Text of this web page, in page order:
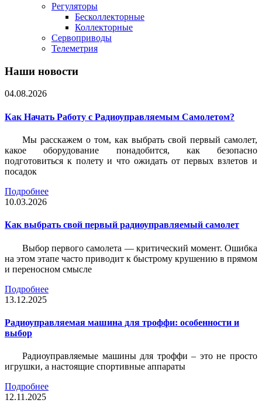
Регуляторы
Бесколлекторные
Коллекторные
Сервоприводы
Телеметрия
Наши новости
04.08.2026
Как Начать Работу с Радиоуправляемым Самолетом?
Мы расскажем о том, как выбрать свой первый самолет,
какое оборудование понадобится, как безопасно
подготовиться к полету и что ожидать от первых взлетов и
посадок
Подробнее
10.03.2026
Как выбрать свой первый радиоуправляемый самолет
Выбор первого самолета — критический момент. Ошибка
на этом этапе часто приводит к быстрому крушению в прямом
и переносном смысле
Подробнее
13.12.2025
Радиоуправляемая машина для троффи: особенности и
выбор
Радиоуправляемые машины для троффи – это не просто
игрушки, а настоящие спортивные аппараты
Подробнее
12.11.2025